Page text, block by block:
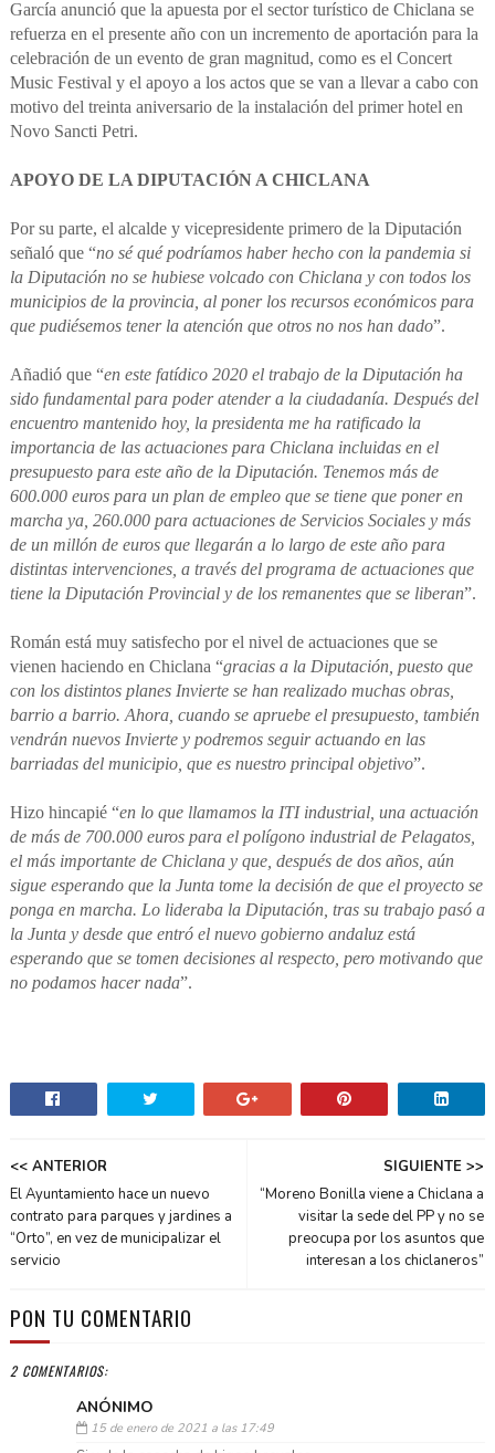
García anunció que la apuesta por el sector turístico de Chiclana se
refuerza en el presente año con un incremento de aportación para la
celebración de un evento de gran magnitud, como es el Concert
Music Festival y el apoyo a los actos que se van a llevar a cabo con
motivo del treinta aniversario de la instalación del primer hotel en
Novo Sancti Petri.
APOYO DE LA DIPUTACIÓN A CHICLANA
Por su parte, el alcalde y vicepresidente primero de la Diputación
señaló que “no sé qué podríamos haber hecho con la pandemia si
la Diputación no se hubiese volcado con Chiclana y con todos los
municipios de la provincia, al poner los recursos económicos para
que pudiésemos tener la atención que otros no nos han dado”.
Añadió que “en este fatídico 2020 el trabajo de la Diputación ha
sido fundamental para poder atender a la ciudadanía. Después del
encuentro mantenido hoy, la presidenta me ha ratificado la
importancia de las actuaciones para Chiclana incluidas en el
presupuesto para este año de la Diputación. Tenemos más de
600.000 euros para un plan de empleo que se tiene que poner en
marcha ya, 260.000 para actuaciones de Servicios Sociales y más
de un millón de euros que llegarán a lo largo de este año para
distintas intervenciones, a través del programa de actuaciones que
tiene la Diputación Provincial y de los remanentes que se liberan”.
Román está muy satisfecho por el nivel de actuaciones que se
vienen haciendo en Chiclana “gracias a la Diputación, puesto que
con los distintos planes Invierte se han realizado muchas obras,
barrio a barrio. Ahora, cuando se apruebe el presupuesto, también
vendrán nuevos Invierte y podremos seguir actuando en las
barriadas del municipio, que es nuestro principal objetivo”.
Hizo hincapié “en lo que llamamos la ITI industrial, una actuación
de más de 700.000 euros para el polígono industrial de Pelagatos,
el más importante de Chiclana y que, después de dos años, aún
sigue esperando que la Junta tome la decisión de que el proyecto se
ponga en marcha. Lo lideraba la Diputación, tras su trabajo pasó a
la Junta y desde que entró el nuevo gobierno andaluz está
esperando que se tomen decisiones al respecto, pero motivando que
no podamos hacer nada”.
SIGUIENTE >>
“Moreno Bonilla viene a Chiclana a
visitar la sede del PP y no se
preocupa por los asuntos que
interesan a los chiclaneros”
<< ANTERIOR
El Ayuntamiento hace un nuevo
contrato para parques y jardines a
“Orto”, en vez de municipalizar el
servicio
PON TU COMENTARIO
2 COMENTARIOS:
ANÓNIMO
15 de enero de 2021 a las 17:49